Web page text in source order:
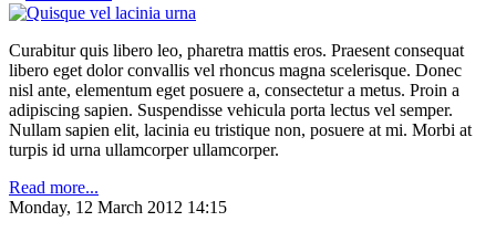
Curabitur quis libero leo, pharetra mattis eros. Praesent consequat
libero eget dolor convallis vel rhoncus magna scelerisque. Donec
nisl ante, elementum eget posuere a, consectetur a metus. Proin a
adipiscing sapien. Suspendisse vehicula porta lectus vel semper.
Nullam sapien elit, lacinia eu tristique non, posuere at mi. Morbi at
turpis id urna ullamcorper ullamcorper.
Read more...
Monday, 12 March 2012 14:15